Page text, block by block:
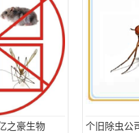
之豪生物 个旧除虫公